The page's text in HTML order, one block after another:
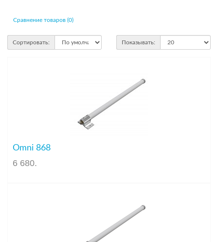
Сравнение товаров (0)
Сортировать: Показывать:
Omni 868
6 680.